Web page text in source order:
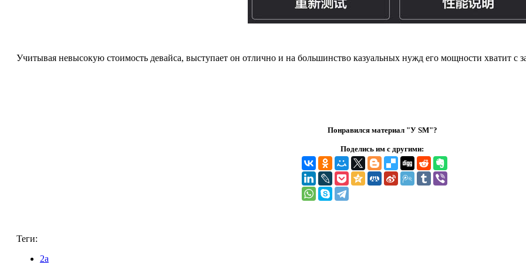
Учитывая невысокую стоимость девайса, выступает он отлично и на большинство казуальных нужд его мощности хватит с
Понравился материал "У SM"?
Поделись им с другими:
Теги:
2a